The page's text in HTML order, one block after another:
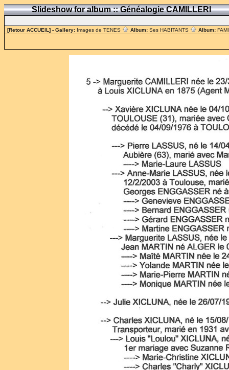
Slideshow for album :: Généalogie CAMILLERI
[Retour ACCUEIL] - Gallery: Images de TENES Album: Ses HABITANTS Album: